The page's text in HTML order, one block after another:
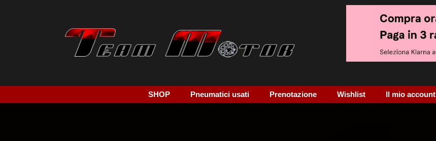
SHOP Pneumatici usati Prenotazione Wishlist Il mio account